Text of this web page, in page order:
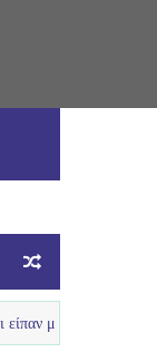
, χαμόγελα και